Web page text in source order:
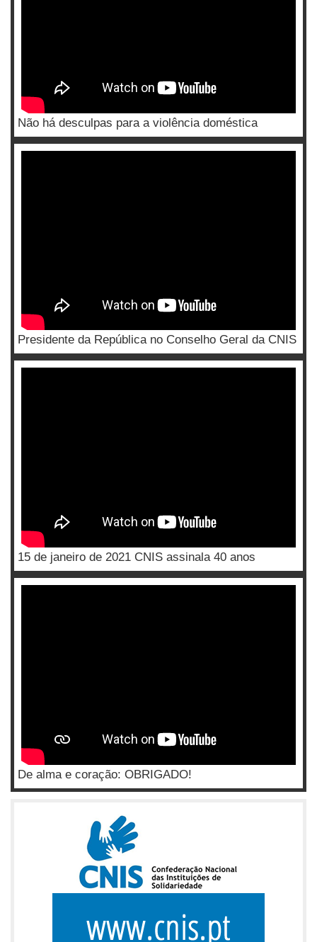
Não há desculpas para a violência doméstica
Presidente da República no Conselho Geral da CNIS
15 de janeiro de 2021 CNIS assinala 40 anos
De alma e coração: OBRIGADO!